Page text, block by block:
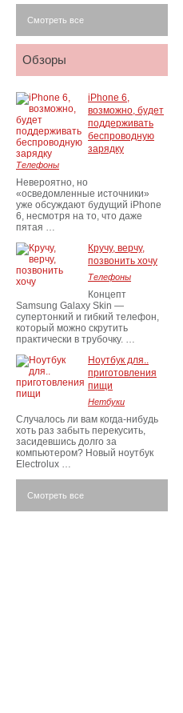
Смотреть все
Обзоры
iPhone 6,
возможно, будет
поддерживать
беспроводную
зарядку
Телефоны
Невероятно, но
«осведомленные источники»
уже обсуждают будущий iPhone
6, несмотря на то, что даже
пятая …
Кручу, верчу,
позвонить хочу
Телефоны
Концепт
Samsung Galaxy Skin —
супертонкий и гибкий телефон,
который можно скрутить
практически в трубочку. …
Ноутбук для..
приготовления
пищи
Нетбуки
Случалось ли вам когда-нибудь
хоть раз забыть перекусить,
засидевшись долго за
компьютером? Новый ноутбук
Electrolux …
Смотреть все